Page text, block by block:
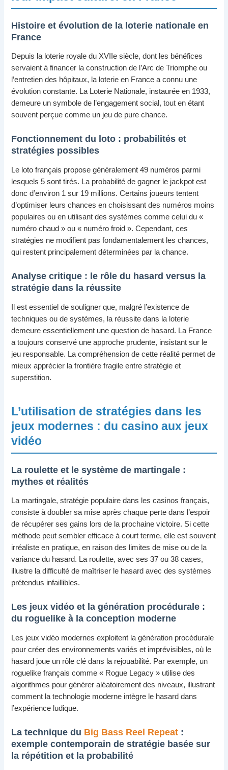
Histoire et évolution de la loterie nationale en
France
Depuis la loterie royale du XVIIe siècle, dont les bénéfices
servaient à financer la construction de l’Arc de Triomphe ou
l’entretien des hôpitaux, la loterie en France a connu une
évolution constante. La Loterie Nationale, instaurée en 1933,
demeure un symbole de l’engagement social, tout en étant
souvent perçue comme un jeu de pure chance.
Fonctionnement du loto : probabilités et
stratégies possibles
Le loto français propose généralement 49 numéros parmi
lesquels 5 sont tirés. La probabilité de gagner le jackpot est
donc d’environ 1 sur 19 millions. Certains joueurs tentent
d’optimiser leurs chances en choisissant des numéros moins
populaires ou en utilisant des systèmes comme celui du «
numéro chaud » ou « numéro froid ». Cependant, ces
stratégies ne modifient pas fondamentalement les chances,
qui restent principalement déterminées par la chance.
Analyse critique : le rôle du hasard versus la
stratégie dans la réussite
Il est essentiel de souligner que, malgré l’existence de
techniques ou de systèmes, la réussite dans la loterie
demeure essentiellement une question de hasard. La France
a toujours conservé une approche prudente, insistant sur le
jeu responsable. La compréhension de cette réalité permet de
mieux apprécier la frontière fragile entre stratégie et
superstition.
L’utilisation de stratégies dans les
jeux modernes : du casino aux jeux
vidéo
La roulette et le système de martingale :
mythes et réalités
La martingale, stratégie populaire dans les casinos français,
consiste à doubler sa mise après chaque perte dans l’espoir
de récupérer ses gains lors de la prochaine victoire. Si cette
méthode peut sembler efficace à court terme, elle est souvent
irréaliste en pratique, en raison des limites de mise ou de la
variance du hasard. La roulette, avec ses 37 ou 38 cases,
illustre la difficulté de maîtriser le hasard avec des systèmes
prétendus infaillibles.
Les jeux vidéo et la génération procédurale :
du roguelike à la conception moderne
Les jeux vidéo modernes exploitent la génération procédurale
pour créer des environnements variés et imprévisibles, où le
hasard joue un rôle clé dans la rejouabilité. Par exemple, un
roguelike français comme « Rogue Legacy » utilise des
algorithmes pour générer aléatoirement des niveaux, illustrant
comment la technologie moderne intègre le hasard dans
l’expérience ludique.
La technique du Big Bass Reel Repeat :
exemple contemporain de stratégie basée sur
la répétition et la probabilité